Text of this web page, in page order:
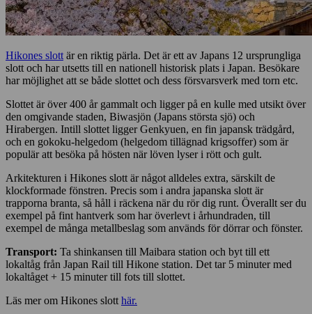
Hikones slottär en riktig pärla. Det är ett av Japans 12 ursprungliga
slott och har utsetts till en nationell historisk plats i Japan. Besökare
har möjlighet att se både slottet och dess försvarsverk med torn etc.
Slottet är över 400 år gammalt och ligger på en kulle med utsikt över
den omgivande staden, Biwasjön (Japans största sjö) och
Hirabergen. Intill slottet ligger Genkyuen, en fin japansk trädgård,
och en gokoku-helgedom (helgedom tillägnad krigsoffer) som är
populär att besöka på hösten när löven lyser i rött och gult.
Arkitekturen i Hikones slott är något alldeles extra, särskilt de
klockformade fönstren. Precis som i andra japanska slott är
trapporna branta, så håll i räckena när du rör dig runt. Överallt ser du
exempel på fint hantverk som har överlevt i århundraden, till
exempel de många metallbeslag som används för dörrar och fönster.
Transport: Ta shinkansen till Maibara station och byt till ett
lokaltåg från Japan Rail till Hikone station. Det tar 5 minuter med
lokaltåget + 15 minuter till fots till slottet.
Läs mer om Hikones slotthär.